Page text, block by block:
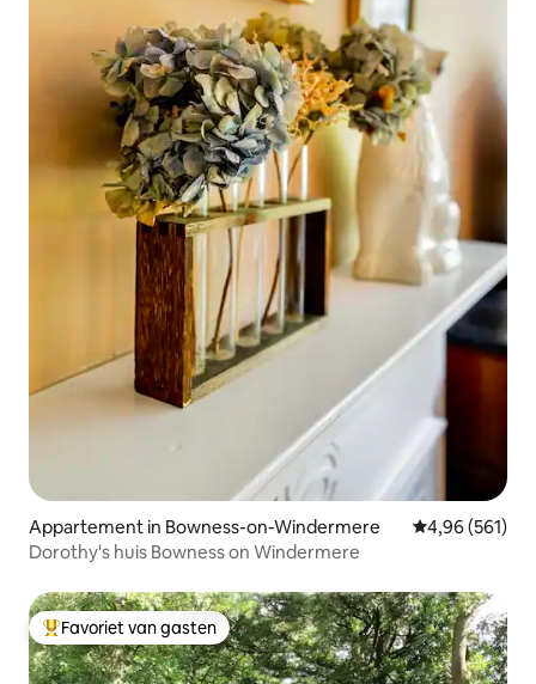
Appartement in Bowness-on-Windermere Gemiddelde
4,96 (561)
Dorothy's huis Bowness on Windermere
Topfavoriet van gasten
Favoriet van gasten